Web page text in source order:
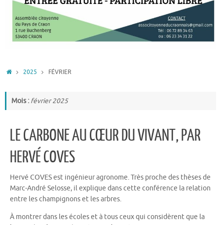
ACCUEIL
2025 FÉVRIER
Mois : février 2025
LE CARBONE AU CŒUR DU VIVANT, PAR
HERVÉ COVES
Hervé COVES est ingénieur agronome. Très proche des thèses de
Marc-André Selosse, il explique dans cette conférence la relation
entre les champignons et les arbres.
À montrer dans les écoles et à tous ceux qui considèrent que la